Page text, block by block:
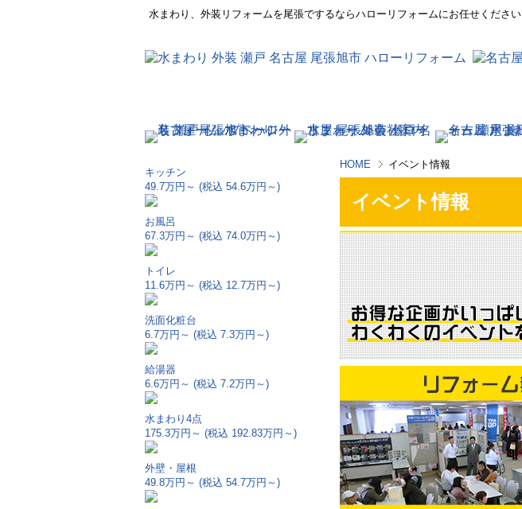
水まわり、外装リフォームを尾張でするならハローリフォームにお任せください
HOME イベント情報
イベント情報
キッチン
49.7万円～ (税込 54.6万円～)
お風呂
67.3万円～ (税込 74.0万円～)
トイレ
11.6万円～ (税込 12.7万円～)
洗面化粧台
6.7万円～ (税込 7.3万円～)
給湯器
6.6万円～ (税込 7.2万円～)
水まわり4点
175.3万円～ (税込 192.83万円～)
外壁・屋根
49.8万円～ (税込 54.7万円～)